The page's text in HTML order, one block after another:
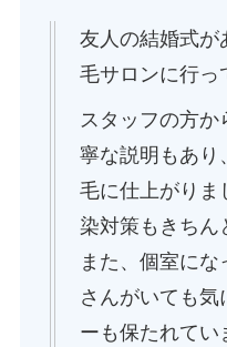
友人の結婚式が
毛サロンに行っ
スタッフの方
寧な説明もあり
毛に仕上がりま
染対策もきちん
また、個室に
さんがいても気
ーも保たれてい